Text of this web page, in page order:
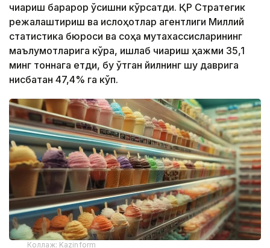
чиқариш барқарор ўсишни кўрсатди. ҚР Стратегик
режалаштириш ва ислоҳотлар агентлиги Миллий
статистика бюроси ва соҳа мутахассисларининг
маълумотларига кўра, ишлаб чиқариш ҳажми 35,1
минг тоннага етди, бу ўтган йилнинг шу даврига
нисбатан 47,4% га кўп.
Коллаж: Kazinform